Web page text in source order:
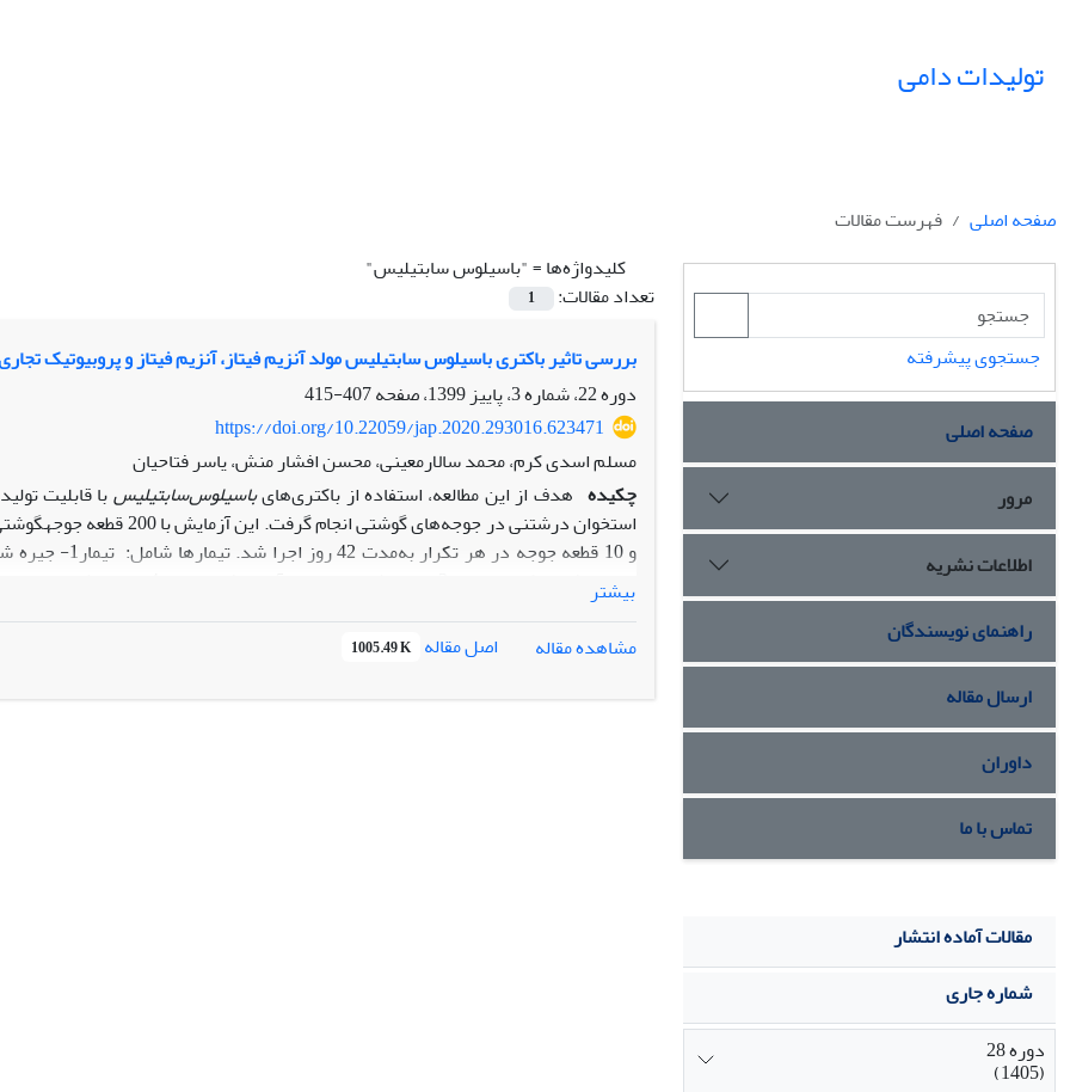
تولیدات دامی
صفحه اصلی
فهرست مقالات
کلیدواژه‌ها ="باسیلوس سابتیلیس"
تعداد مقالات:
1
بررسی تاثیر باکتری باسیلوس سابتیلیس مولد آنزیم فیتاز، آنزیم فیتاز و پروبیوتیک
دوره 22، شماره 3، پاییز 1399، صفحه
407-415
https://doi.org/10.22059/jap.2020.293016.623471
مسلم اسدی کرم، محمد سالارمعینی، محسن افشار منش، یاسر فتاحیان
چکیده هدف از این مطالعه، استفاده از باکتری‌هایباسیلوس‌سابتیلیسبا قابلیت
17SH بودند. تغذیه جوجه‌های­گوشتی با جیره حاوی باکتری‌
های با کمبود فسفر، عملکرد را در جوجه‌های­گوشتی بهبود می­دهد؛ اما باکتری
بیشتر
مشاهده مقاله
اصل مقاله 1005.49 K
جستجوی پیشرفته
صفحه اصلی
مرور
اطلاعات نشریه
راهنمای نویسندگان
ارسال مقاله
داوران
تماس با ما
مقالات آماده انتشار
شماره جاری
دوره 28
(1405)